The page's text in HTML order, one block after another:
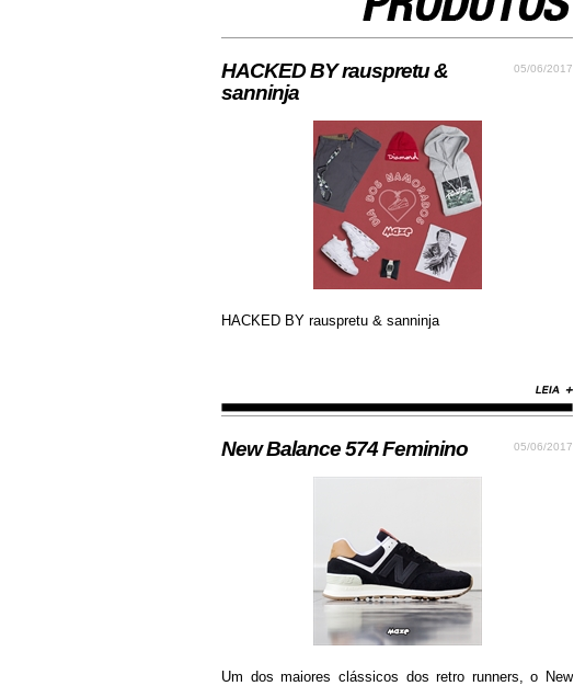
05/06/2017
HACKED BY rauspretu &
sanninja
HACKED BY rauspretu & sanninja
05/06/2017
New Balance 574 Feminino
Um dos maiores clássicos dos retro runners, o New